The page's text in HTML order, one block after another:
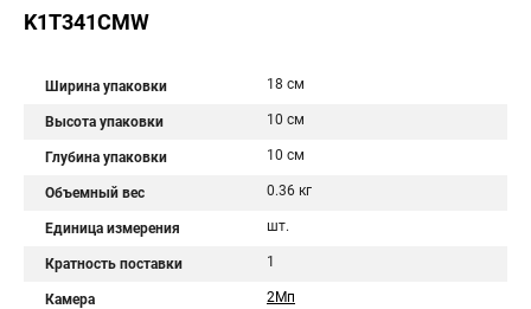
K1T341CMW
Ширина упаковки 18 см
Высота упаковки 10 см
Глубина упаковки 10 см
Объемный вес 0.36 кг
Единица измерения шт.
Кратность поставки 1
Камера 2Мп